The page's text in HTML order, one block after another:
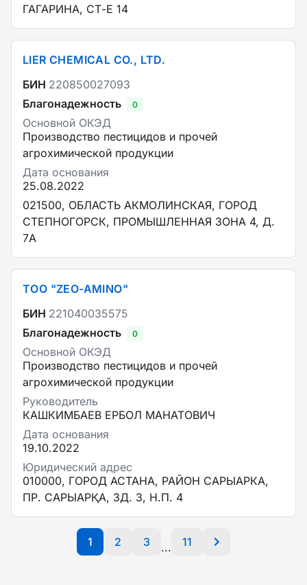
ГАГАРИНА, СТ-Е 14
LIER CHEMICAL CO., LTD.
БИН 220850027093
Благонадежность
0
Основной ОКЭД
Производство пестицидов и прочей
агрохимической продукции
Дата основания
25.08.2022
021500, ОБЛАСТЬ АКМОЛИНСКАЯ, ГОРОД
СТЕПНОГОРСК, ПРОМЫШЛЕННАЯ ЗОНА 4, Д.
7А
ТОО "ZEO-AMINO"
БИН 221040035575
Благонадежность
0
Основной ОКЭД
Производство пестицидов и прочей
агрохимической продукции
Руководитель
КАШКИМБАЕВ ЕРБОЛ МАНАТОВИЧ
Дата основания
19.10.2022
Юридический адрес
010000, ГОРОД АСТАНА, РАЙОН САРЫАРКА,
ПР. САРЫАРҚА, ЗД. 3, Н.П. 4
1 2 3 ... 11